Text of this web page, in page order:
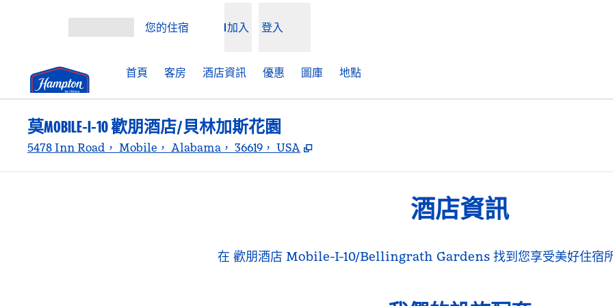
您的住宿 加入 登入
首頁 客房 酒店資訊 優惠 圖庫 地點
莫MOBILE-I-10 歡朋酒店/貝林加斯花園
5478 Inn Road， Mobile， Alabama， 36619， USA ,
酒店資訊
在 歡朋酒店 Mobile-I-10/Bellingrath Gardens 找到您享受美好住宿所